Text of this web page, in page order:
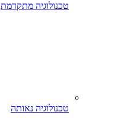
טכנולוגיה מתקדמת
טכנולוגיה נאותה